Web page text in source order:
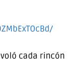
cada rincón